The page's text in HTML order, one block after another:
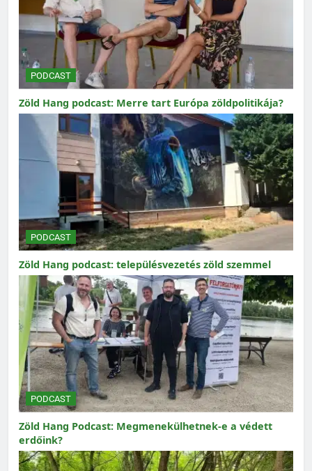
PODCAST
Zöld Hang podcast: Merre tart Európa zöldpolitikája?
PODCAST
Zöld Hang podcast: településvezetés zöld szemmel
PODCAST
Zöld Hang Podcast: Megmenekülhetnek-e a védett
erdőink?